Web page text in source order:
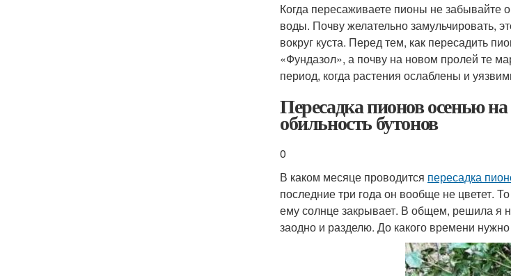
Когда пересаживаете пионы не забывайте
воды. Почву желательно замульчировать,
вокруг куста. Перед тем, как пересадить
«Фундазол», а почву на новом пролей те
период, когда растения ослаблены и
Пересадка пионов осенью
обильность бутонов
0
В каком месяце проводится пересадка
последние три года он вообще не цветет.
ему солнце закрывает. В общем, решила я
заодно и разделю. До какого времени